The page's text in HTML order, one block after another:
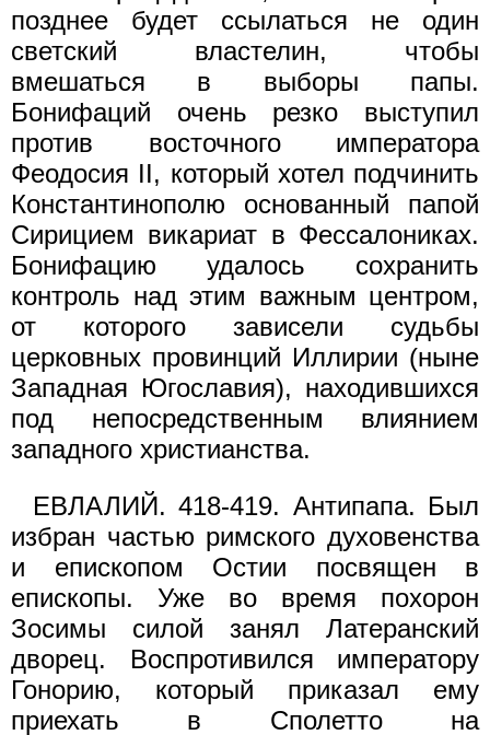
позднее будет ссылаться не один
светский властелин, чтобы
вмешаться в выборы папы.
Бонифаций очень резко выступил
против восточного императора
Феодосия II, который хотел подчинить
Константинополю основанный папой
Сирицием викариат в Фессалониках.
Бонифацию удалось сохранить
контроль над этим важным центром,
от которого зависели судьбы
церковных провинций Иллирии (ныне
Западная Югославия), находившихся
под непосредственным влиянием
западного христианства.
ЕВЛАЛИЙ. 418-419. Антипапа. Был
избран частью римского духовенства
и епископом Остии посвящен в
епископы. Уже во время похорон
Зосимы силой занял Латеранский
дворец. Воспротивился императору
Гонорию, который приказал ему
приехать в Сполетто на